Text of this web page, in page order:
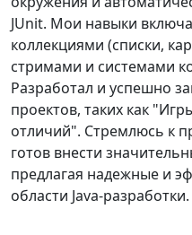
JUnit. Мои навыки
коллекциями (списки,
стримами и системами
Разработал и успешно
проектов, таких как
отличий". Стремлюсь к
готов внести
предлагая надежные и
области Java-разработки.